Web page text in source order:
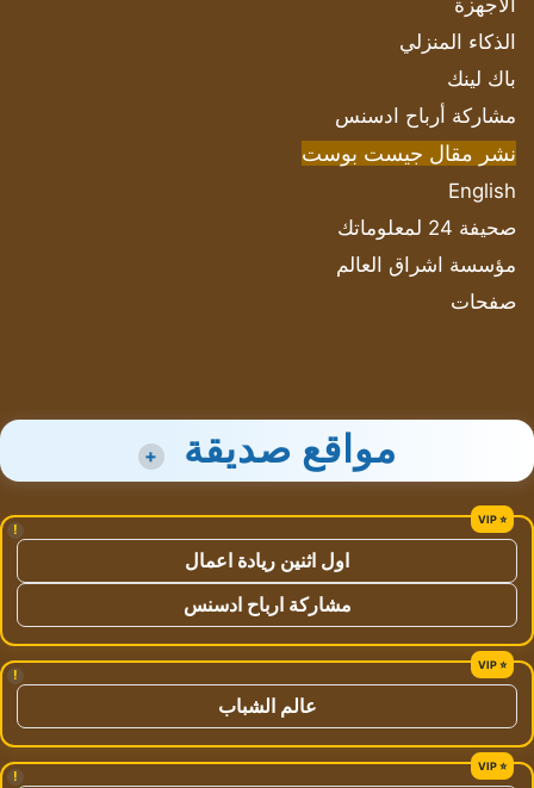
الأجهزة
الذكاء المنزلي
باك لينك
مشاركة أرباح ادسنس
نشر مقال جيست بوست
English
صحيفة 24 لمعلوماتك
مؤسسة اشراق العالم
صفحات
مواقع صديقة +
!
اول اثنين ريادة اعمال
مشاركة ارباح ادسنس
!
عالم الشباب
!